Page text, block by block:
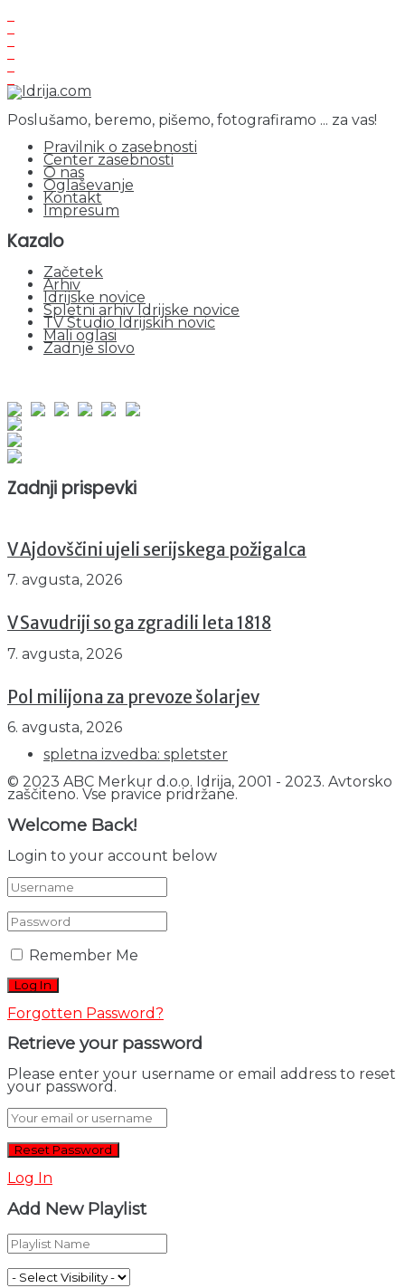
Poslušamo, beremo, pišemo, fotografiramo ... za vas!
Pravilnik o zasebnosti
Center zasebnosti
O nas
Oglaševanje
Kontakt
Impresum
Kazalo
Začetek
Arhiv
Idrijske novice
Spletni arhiv Idrijske novice
TV Studio Idrijskih novic
Mali oglasi
Zadnje slovo
Zadnji prispevki
V Ajdovščini ujeli serijskega požigalca
7. avgusta, 2026
V Savudriji so ga zgradili leta 1818
7. avgusta, 2026
Pol milijona za prevoze šolarjev
6. avgusta, 2026
spletna izvedba: spletster
© 2023 ABC Merkur d.o.o. Idrija, 2001 - 2023. Avtorsko
zaščiteno. Vse pravice pridržane.
Welcome Back!
Login to your account below
Remember Me
Forgotten Password?
Retrieve your password
Please enter your username or email address to reset
your password.
Log In
Add New Playlist